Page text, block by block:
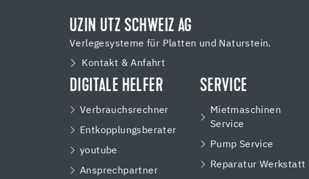
UZIN UTZ SCHWEIZ AG
Verlegesysteme für Platten und Naturstein.
Kontakt & Anfahrt
DIGITALE HELFER
Verbrauchsrechner
Entkopplungsberater
youtube
Ansprechpartner
SERVICE
Mietmaschinen
Service
Pump Service
Reparatur Werkstatt